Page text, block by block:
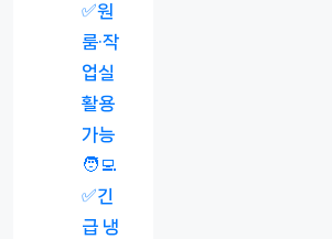
✅원
룸·작
업실
활용
가능
🧑‍💻
✅긴
급 냉